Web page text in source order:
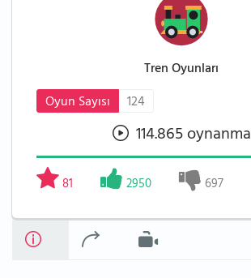
Tren Oyunları
Oyun Sayısı
124
114.865 oynanma
81 2950 697